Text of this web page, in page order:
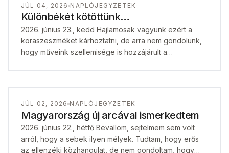
JÚL 04, 2026 NAPLÓJEGYZETEK
Különbékét kötöttünk…
2026. június 23., kedd Hajlamosak vagyunk ezért a
koraszeszméket kárhoztatni, de arra nem gondolunk,
hogy műveink szellemisége is hozzájárult a
JÚL 02, 2026 NAPLÓJEGYZETEK
Magyarország új arcával ismerkedtem
2026. június 22., hétfő Bevallom, sejtelmem sem volt
arról, hogy a sebek ilyen mélyek. Tudtam, hogy erős
az ellenzéki közhangulat, de nem gondoltam, hogy